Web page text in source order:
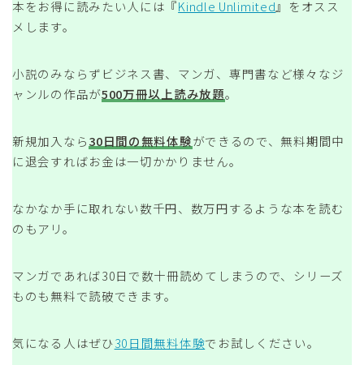
本をお得に読みたい人には『Kindle Unlimited』をオスス
メします。
小説のみならずビジネス書、マンガ、専門書など様々なジ
ャンルの作品が500万冊以上読み放題。
新規加入なら30日間の無料体験ができるので、無料期間中
に退会すればお金は一切かかりません。
なかなか手に取れない数千円、数万円するような本を読む
のもアリ。
マンガであれば30日で数十冊読めてしまうので、シリーズ
ものも無料で読破できます。
気になる人はぜひ30日間無料体験でお試しください。